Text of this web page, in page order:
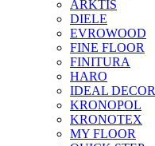
ARKTIS
DIELE
EVROWOOD
FINE FLOOR
FINITURA
HARO
IDEAL DECOR
KRONOPOL
KRONOTEX
MY FLOOR